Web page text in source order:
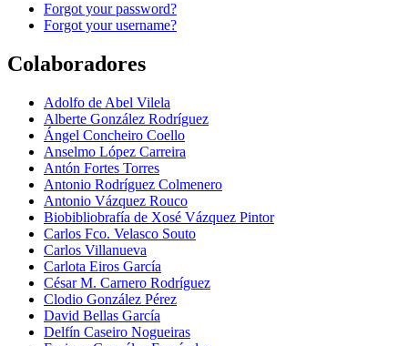
Forgot your password?
Forgot your username?
Colaboradores
Adolfo de Abel Vilela
Alberte González Rodríguez
Ángel Concheiro Coello
Anselmo López Carreira
Antón Fortes Torres
Antonio Rodríguez Colmenero
Antonio Vázquez Rouco
Biobibliobrafía de Xosé Vázquez Pintor
Carlos Fco. Velasco Souto
Carlos Villanueva
Carlota Eiros García
César M. Carnero Rodríguez
Clodio González Pérez
David Bellas García
Delfín Caseiro Nogueiras